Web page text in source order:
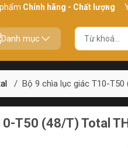
hãng - Chất lượng Yên
Danh mục
/ Bộ 9 chìa lục giác T10-T50
T50 (48/T) Total